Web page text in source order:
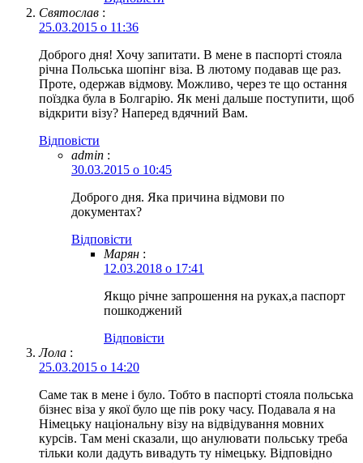
Святослав :
25.03.2015 о 11:36
Доброго дня! Хочу запитати. В мене в паспорті стояла
річна Польська шопінг віза. В лютому подавав ще раз.
Проте, одержав відмову. Можливо, через те що остання
поїздка була в Болгарію. Як мені дальше поступити, щоб
відкрити візу? Наперед вдячний Вам.
Відповіcти
admin :
30.03.2015 о 10:45
Доброго дня. Яка причина відмови по
документах?
Відповіcти
Марян :
12.03.2018 о 17:41
Якщо річне запрошення на руках,а паспорт
пошкоджений
Відповіcти
Лола :
25.03.2015 о 14:20
Саме так в мене і було. Тобто в паспорті стояла польська
бізнес віза у якої було ще пів року часу. Подавала я на
Німецьку національну візу на відвідування мовних
курсів. Там мені сказали, що анулювати польську треба
тільки коли дадуть вивадуть ту німецьку. Відповідно